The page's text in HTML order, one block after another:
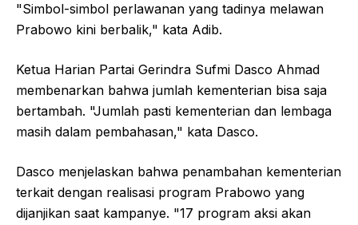
"Simbol-simbol perlawanan yang tadinya melawan
Prabowo kini berbalik," kata Adib.
Ketua Harian Partai Gerindra Sufmi Dasco Ahmad
membenarkan bahwa jumlah kementerian bisa saja
bertambah. "Jumlah pasti kementerian dan lembaga
masih dalam pembahasan," kata Dasco.
Dasco menjelaskan bahwa penambahan kementerian
terkait dengan realisasi program Prabowo yang
dijanjikan saat kampanye. "17 program aksi akan